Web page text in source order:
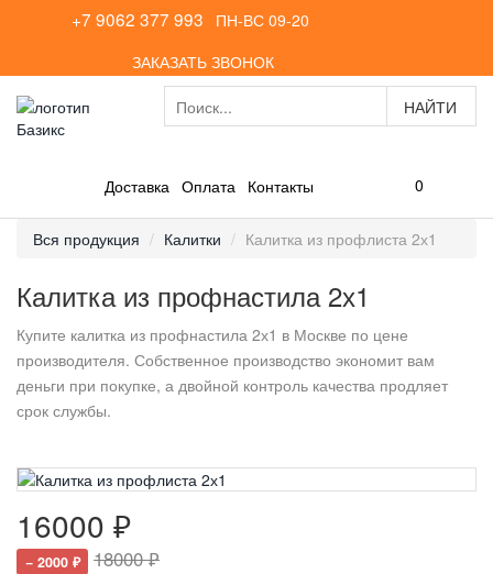
+7 9062 377 993
ПН-ВС 09-20
ЗАКАЗАТЬ ЗВОНОК
Доставка Оплата Контакты 0
Вся продукция Калитки Калитка из профлиста 2х1
Калитка из профнастила 2х1
Купите калитка из профнастила 2х1 в Москве по цене
производителя. Собственное производство экономит вам
деньги при покупке, а двойной контроль качества продляет
срок службы.
16000 ₽
− 2000 ₽ 18000 ₽